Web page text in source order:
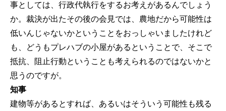
事としては、行政代執行をするお考えがあるんでしょう
か。裁決が出たその後の会見では、農地だから可能性は
低いんじゃないかということをおっしゃいましたけれど
も、どうもプレハブの小屋があるということで、そこで
抵抗、阻止行動ということも考えられるのではないかと
思うのですが。
知事
建物等があるとすれば、あるいはそういう可能性も残る